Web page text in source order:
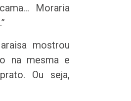
Moraria
mostrou
na mesma e
Ou seja,